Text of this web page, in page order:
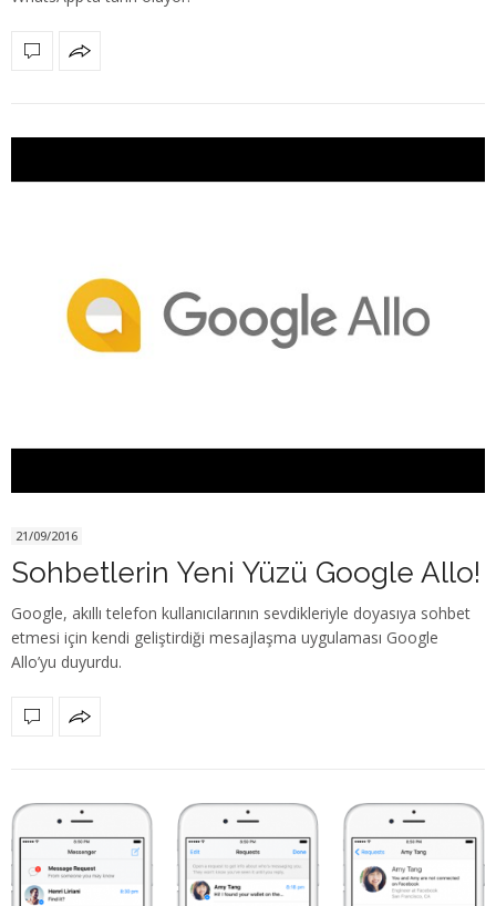
21/09/2016
Sohbetlerin Yeni Yüzü Google Allo!
Google, akıllı telefon kullanıcılarının sevdikleriyle doyasıya sohbet
etmesi için kendi geliştirdiği mesajlaşma uygulaması Google
Allo’yu duyurdu.